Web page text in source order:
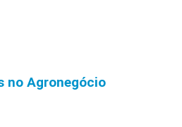
no Agronegócio